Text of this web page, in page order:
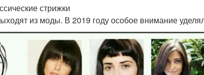
стрижки
из моды. В 2019 году особое внимание